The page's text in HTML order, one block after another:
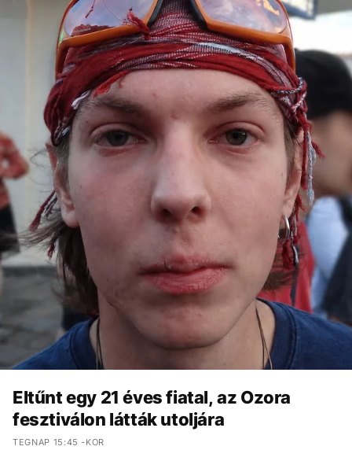
Eltűnt egy 21 éves fiatal, az Ozora
fesztiválon látták utoljára
TEGNAP 15:45 -KOR